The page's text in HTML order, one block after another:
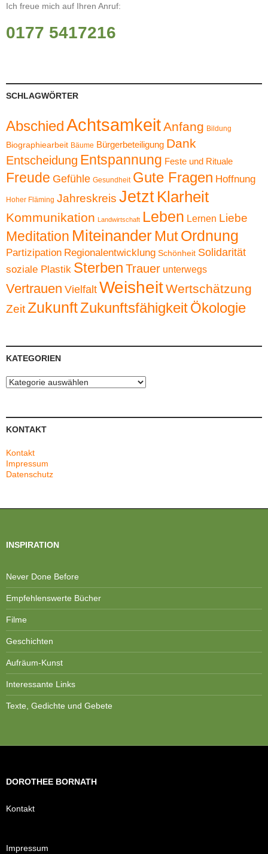
Ich freue mich auf Ihren Anruf:
0177 5417216
SCHLAGWÖRTER
AbschiedAchtsamkeitAnfang Bildung
Biographiearbeit Bäume Bürgerbeteiligung Dank
Entscheidung Entspannung Feste und Rituale
Freude Gefühle Gesundheit Gute Fragen Hoffnung
Hoher Fläming Jahreskreis Jetzt Klarheit
Kommunikation Landwirtschaft Leben Lernen Liebe
Meditation Miteinander MutOrdnung
Partizipation Regionalentwicklung Schönheit Solidarität
soziale Plastik Sterben Trauer unterwegs
Vertrauen Vielfalt WeisheitWertschätzung
ZeitZukunftZukunftsfähigkeitÖkologie
KATEGORIEN
Kategorien
KONTAKT
Kontakt
Impressum
Datenschutz
INSPIRATION
Never Done Before
Empfehlenswerte Bücher
Filme
Geschichten
Aufräum-Kunst
Interessante Links
Texte, Gedichte und Gebete
DOROTHEE BORNATH
Kontakt
Impressum